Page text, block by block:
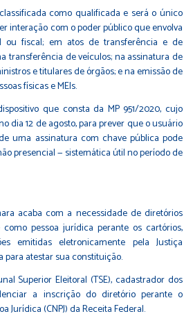
como qualificada e será o único
interação com o poder público que envolva
ou fiscal; em atos de transferência e de
transferência de veículos; na assinatura de
e titulares de órgãos; e na emissão de
físicas e MEIs.
que consta da MP 951/2020, cujo
dia 12 de agosto, para prever que o usuário
uma assinatura com chave pública pode
presencial — sistemática útil no período de
acaba com a necessidade de diretórios
pessoa jurídica perante os cartórios,
emitidas eletronicamente pela Justiça
para atestar sua constituição.
Superior Eleitoral (TSE), cadastrador dos
a inscrição do diretório perante o
Jurídica (CNPJ) da Receita Federal.